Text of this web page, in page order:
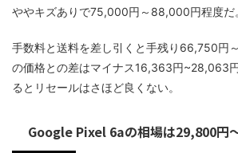
ややキズありで75,000円～88,000円程度だ
手数料と送料を差し引くと手残り66,750円
の価格との差はマイナス16,363円~28,063
るとリセールはさほど良くない。
Google Pixel 6aの相場は29,800円